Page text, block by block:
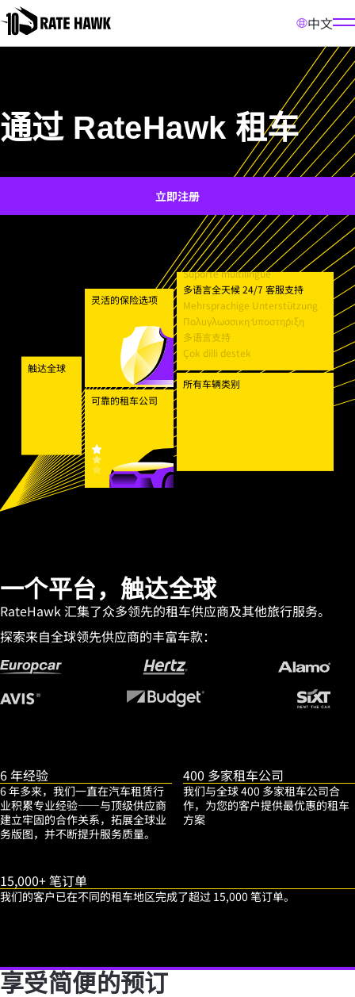
中文
通过 RateHawk 租车
立即注册
触达全球
灵活的保险选项
Suporte multilíngue
多语言全天候 24/7 客服支持
Mehrsprachige Unterstützung
Πολυγλωσσική υποστήριξη
多语言支持
Çok dilli destek
可靠的租车公司
所有车辆类别
一个平台，触达全球
RateHawk 汇集了众多领先的租车供应商及其他旅行服务。
探索来自全球领先供应商的丰富车款：
6 年经验
6 年多来，我们一直在汽车租赁行
业积累专业经验——与顶级供应商
建立牢固的合作关系，拓展全球业
务版图，并不断提升服务质量。
400 多家租车公司
我们与全球 400 多家租车公司合
作，为您的客户提供最优惠的租车
方案
15,000+ 笔订单
我们的客户已在不同的租车地区完成了超过 15,000 笔订单。
享受简便的预订